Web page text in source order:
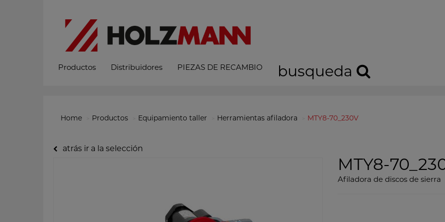
Productos Distribuidores PIEZAS DE RECAMBIO busqueda
Home Productos Equipamiento taller Herramientas afiladora MTY8-70_230V
atrás ir a la selección
MTY8-
Afiladora de discos de sierra